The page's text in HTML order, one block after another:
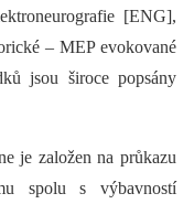
[ENG],
–⁠ MEP evokované
jsou široce popsány
je založen na průkazu
spolu s výbavností